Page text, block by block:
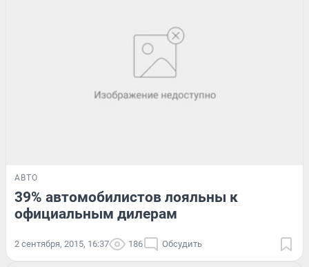
АВТО
39% автомобилистов лояльны к
официальным дилерам
2 сентября, 2015, 16:37 186 Обсудить